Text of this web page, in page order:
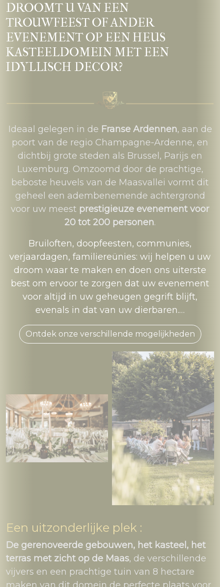
DROOMT U VAN EEN
TROUWFEEST OF ANDER
EVENEMENT OP EEN HEUS
KASTEELDOMEIN MET EEN
IDYLLISCH DECOR?
Ideaal gelegen in de Franse Ardennen, aan de
poort van de regio Champagne-Ardenne, en
dichtbij grote steden als Brussel, Parijs en
Luxemburg. Omzoomd door de prachtige,
beboste heuvels van de Maasvallei vormt dit
geheel een adembenemende achtergrond
voor uw meest prestigieuze evenement voor
20 tot 200 personen.
Bruiloften, doopfeesten, communies,
verjaardagen, familiereünies: wij helpen u uw
droom waar te maken en doen ons uiterste
best om ervoor te zorgen dat uw evenement
voor altijd in uw geheugen gegrift blijft,
evenals in dat van uw dierbaren.…
Ontdek onze verschillende mogelijkheden
Een uitzonderlijke plek :
De gerenoveerde gebouwen, het kasteel, het
terras met zicht op de Maas, de verschillende
vijvers en een prachtige tuin van 8 hectare